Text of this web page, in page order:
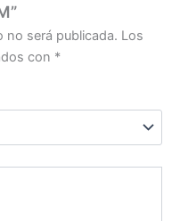
no será publicada. Los
con *